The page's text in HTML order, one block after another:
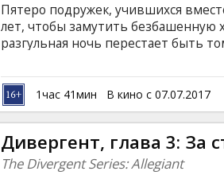
Пятеро подружек, учившихся
лет, чтобы замутить безбашенную
разгульная ночь перестает быть
задача - как бы избавиться от
Фильм на английском языке с
1час 41мин В кино с 07.07.2017
Дивергент, глава 3: За
The Divergent Series: Allegiant